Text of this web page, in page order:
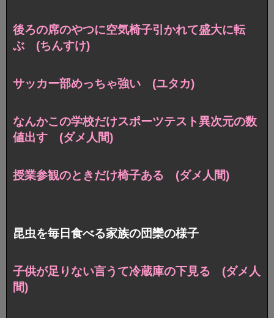
後ろの席のやつに空気椅子引かれて盛大に転
ぶ (ちんすけ)
サッカー部めっちゃ強い (ユタカ)
なんかこの学校だけスポーツテスト異次元の数
値出す (ダメ人間)
授業参観のときだけ椅子ある (ダメ人間)
昆虫を毎日食べる家族の団欒の様子
子供が足りない言うて冷蔵庫の下見る (ダメ人
間)